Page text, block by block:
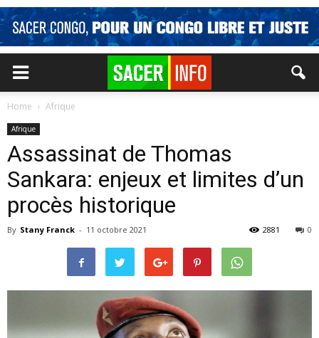
Home Afrique
Afrique
Assassinat de Thomas
Sankara: enjeux et limites d’un
procès historique
By Stany Franck - 11 octobre 2021 0
2881